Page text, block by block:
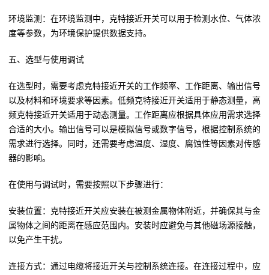
环境监测：在环境监测中，克特接近开关可以用于检测水位、气体浓
度等参数，为环境保护提供数据支持。
五、选型与使用调试
在选型时，需要考虑克特接近开关的工作频率、工作距离、输出信号
以及材料和环境要求等因素。低频克特接近开关适用于静态测量，高
频克特接近开关适用于动态测量。工作距离应根据具体应用需求选择
合适的大小。输出信号可以是模拟信号或数字信号，根据控制系统的
需求进行选择。同时，还需要考虑温度、湿度、腐蚀性等因素对传感
器的影响。
在使用与调试时，需要按照以下步骤进行：
安装位置：克特接近开关应安装在被测金属物体附近，并确保其与金
属物体之间的距离在感应范围内。安装时应避免与其他磁场源接触，
以免产生干扰。
连接方式：通过电缆将接近开关与控制系统连接。在连接过程中，应